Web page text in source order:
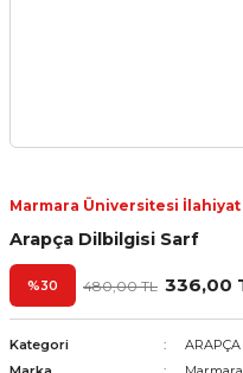
Marmara Üniversitesi İlahiyat
Arapça Dilbilgisi Sarf
%30 480,00 TL 336,00
Kategori ARAPÇA